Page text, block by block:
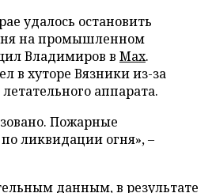
удалось остановить
на промышленном
Владимиров в Max.
в хуторе Вязники из-за
аппарата.
Пожарные
ликвидации огня», –
данным, в результате